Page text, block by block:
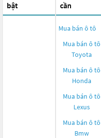
bật
cần
Mua bán ô tô
Mua bán ô tô
Toyota
Mua bán ô tô
Honda
Mua bán ô tô
Lexus
Mua bán ô tô
Bmw